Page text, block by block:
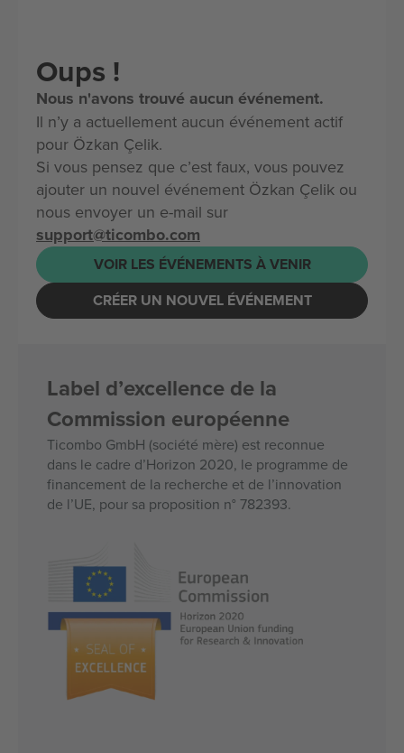
Oups !
Nous n'avons trouvé aucun événement.
Il n’y a actuellement aucun événement actif
pour Özkan Çelik.
Si vous pensez que c’est faux, vous pouvez
ajouter un nouvel événement Özkan Çelik ou
nous envoyer un e-mail sur
support@ticombo.com
VOIR LES ÉVÉNEMENTS À VENIR
CRÉER UN NOUVEL ÉVÉNEMENT
Label d’excellence de la
Commission européenne
Ticombo GmbH (société mère) est reconnue
dans le cadre d’Horizon 2020, le programme de
financement de la recherche et de l’innovation
de l’UE, pour sa proposition n° 782393.